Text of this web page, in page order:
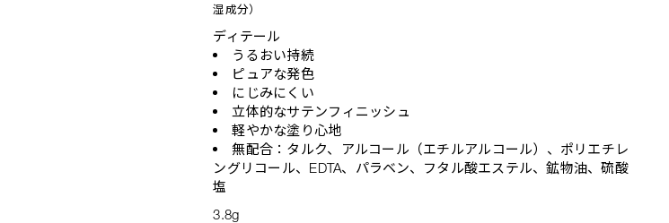
湿成分）
ディテール
うるおい持続
ピュアな発色
にじみにくい
立体的なサテンフィニッシュ
軽やかな塗り心地
無配合：タルク、アルコール（エチルアルコール）、ポリエチレ
ングリコール、EDTA、パラベン、フタル酸エステル、鉱物油、硫酸
塩
3.8g